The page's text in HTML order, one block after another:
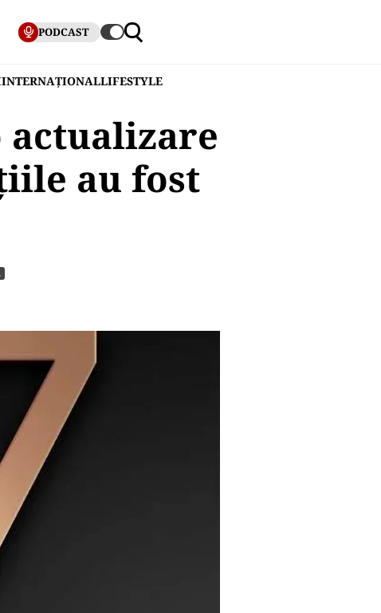
PODCAST
INTERNAȚIONALLIFESTYLE
actualizare
au fost